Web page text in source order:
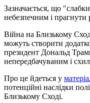
Зазначається, що
небезпечним і прагнути
Війна на Близькому
можуть створити
президент Дональд
непередбачуваним і
Про це йдеться у
потенційні наслідки
Близькому Сході.